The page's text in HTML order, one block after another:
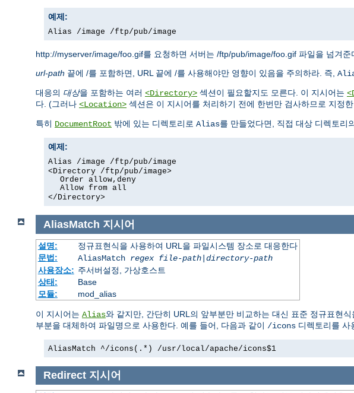
예제:
Alias /image /ftp/pub/image
http://myserver/image/foo.gif를 요청하면 서버는 /ftp/pub/image/foo.gif 파일을 넘겨준
url-path 끝에 /를 포함하면, URL 끝에 /를 사용해야만 영향이 있음을 주의하라. 즉,
대응의 대상을 포함하는 여러 <Directory> 섹션이 필요할지도 모른다. 이 지시어는
다. (그러나 <Location> 섹션은 이 지시어를 처리하기 전에 한번만 검사하므로 지정
특히 DocumentRoot 밖에 있는 디렉토리로 Alias를 만들었다면, 직접 대상 디렉토리
예제:
Alias /image /ftp/pub/image
<Directory /ftp/pub/image>
Order allow,deny
Allow from all
</Directory>
AliasMatch 지시어
설명:
정규표현식을 사용하여 URL을 파일시스템 장소로 대응한다
문법:
AliasMatch regex file-path| directory-path
사용장소: 주서버설정, 가상호스트
상태:
Base
모듈:
mod_alias
이 지시어는 Alias와 같지만, 간단히 URL의 앞부분만 비교하는 대신 표준 정규표현
부분을 대체하여 파일명으로 사용한다. 예를 들어, 다음과 같이 /icons 디렉토리를 사
AliasMatch ^/icons(.*) /usr/local/apache/icons$1
Redirect 지시어